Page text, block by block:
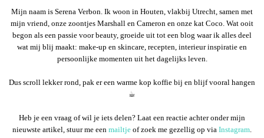
Mijn naam is Serena Verbon. Ik woon in Houten, vlakbij Utrecht, samen met
mijn vriend, onze zoontjes Marshall en Cameron en onze kat Coco. Wat ooit
begon als een passie voor beauty, groeide uit tot een blog waar ik alles deel
wat mij blij maakt: make-up en skincare, recepten, interieur inspiratie en
persoonlijke momenten uit het dagelijks leven.
Dus scroll lekker rond, pak er een warme kop koffie bij en blijf vooral hangen
☕︎
Heb je een vraag of wil je iets delen? Laat een reactie achter onder mijn
nieuwste artikel, stuur me een mailtje of zoek me gezellig op via Instagram